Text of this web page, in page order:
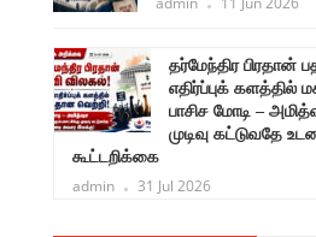
தர்மேந்திர பிரதான்
எதிர்ப்புக் களத்தில்
பாசிச மோடி –
முடிவு கட்டுவதே
கூட்டறிக்கை
admin 31 Jul 2026